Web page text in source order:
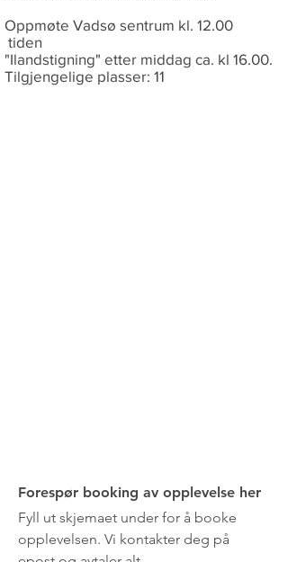
Oppmøte Vadsø sentrum kl. 12.00
tiden
"Ilandstigning" etter middag ca. kl 16.00.
Tilgjengelige plasser: 11
Forespør booking av opplevelse her
Fyll ut skjemaet under for å booke
opplevelsen. Vi kontakter deg på